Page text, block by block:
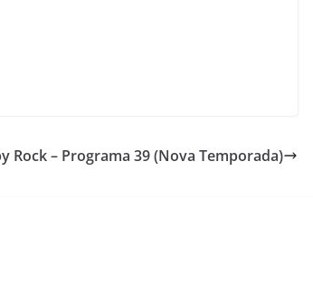
Rock – Programa 39 (Nova Temporada)